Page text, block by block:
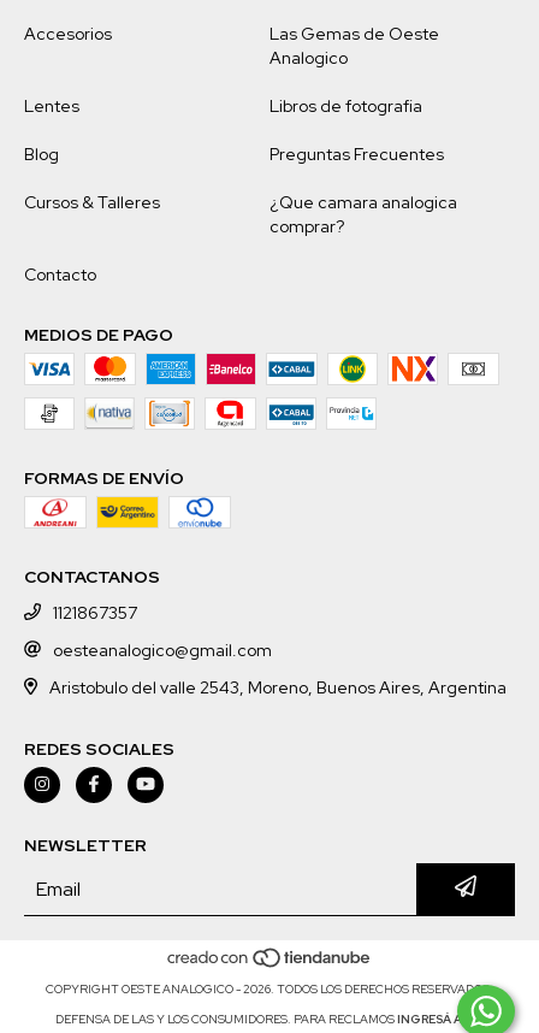
Accesorios
Las Gemas de Oeste
Analogico
Lentes Libros de fotografia
Blog Preguntas Frecuentes
Cursos & Talleres
¿Que camara analogica
comprar?
Contacto
MEDIOS DE PAGO
FORMAS DE ENVÍO
CONTACTANOS
1121867357
oesteanalogico@gmail.com
Aristobulo del valle 2543, Moreno, Buenos Aires, Argentina
REDES SOCIALES
NEWSLETTER
COPYRIGHT OESTE ANALOGICO - 2026. TODOS LOS DERECHOS RESERVADOS.
DEFENSA DE LAS Y LOS CONSUMIDORES. PARA RECLAMOSINGRESÁ ACÁ.